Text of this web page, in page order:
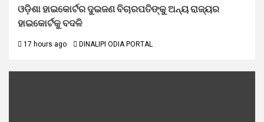
ଓଡ଼ିଶା ହାଇକୋର୍ଟର ଦୁଇଜଣ ବିଚାରପତିଙ୍କୁ ଅନ୍ୟ ରାଜ୍ୟର
ହାଇକୋର୍ଟକୁ ବଦଳି
17 hours ago DINALIPI ODIA PORTAL